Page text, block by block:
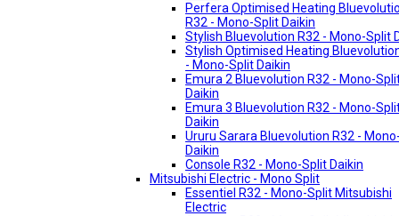
Perfera Optimised Heating
R32 - Mono-Split Daikin
Stylish Bluevolution R32 - Mono-Split
Stylish Optimised Heating
- Mono-Split Daikin
Emura 2 Bluevolution R32 - Mono-
Daikin
Emura 3 Bluevolution R32 - Mono-
Daikin
Ururu Sarara Bluevolution R32 -
Daikin
Console R32 - Mono-Split Daikin
Mitsubishi Electric - Mono Split
Essentiel R32 - Mono-Split Mitsubishi
Electric